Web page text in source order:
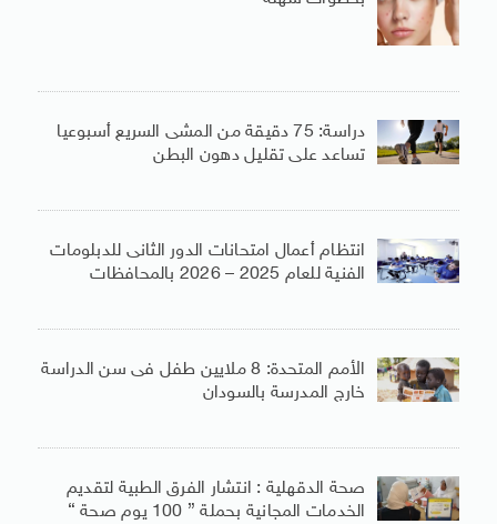
دراسة: 75 دقيقة من المشى السريع أسبوعيا
تساعد على تقليل دهون البطن
انتظام أعمال امتحانات الدور الثانى للدبلومات
الفنية للعام 2025 – 2026 بالمحافظات
الأمم المتحدة: 8 ملايين طفل فى سن الدراسة
خارج المدرسة بالسودان
صحة الدقهلية : انتشار الفرق الطبية لتقديم
الخدمات المجانية بحملة ” 100 يوم صحة “